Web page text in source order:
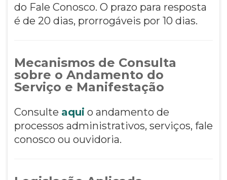
do Fale Conosco. O prazo para resposta
é de 20 dias, prorrogáveis por 10 dias.
Mecanismos de Consulta
sobre o Andamento do
Serviço e Manifestação
Consulte aqui o andamento de
processos administrativos, serviços, fale
conosco ou ouvidoria.